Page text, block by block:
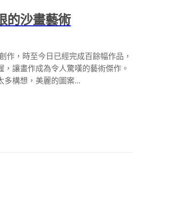
的沙畫藝術
作，時至今日已經完成百餘幅作品，
讓畫作成為令人驚嘆的藝術傑作。
多構想，美麗的圖案...